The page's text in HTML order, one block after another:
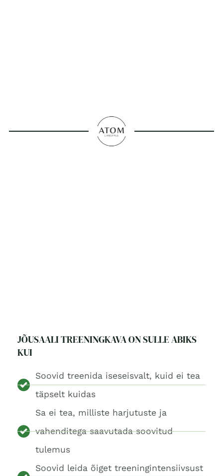
JÕUSAALI TREENINGKAVA ON SULLE ABIKS
KUI
Soovid treenida iseseisvalt, kuid ei tea
täpselt kuidas
Sa ei tea, milliste harjutuste ja
vahenditega saavutada soovitud
tulemus
Soovid leida õiget treeningintensiivsust